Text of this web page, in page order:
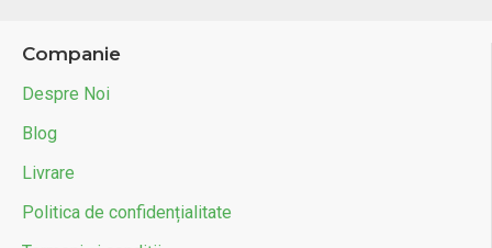
Companie
Despre Noi
Blog
Livrare
Politica de confidențialitate